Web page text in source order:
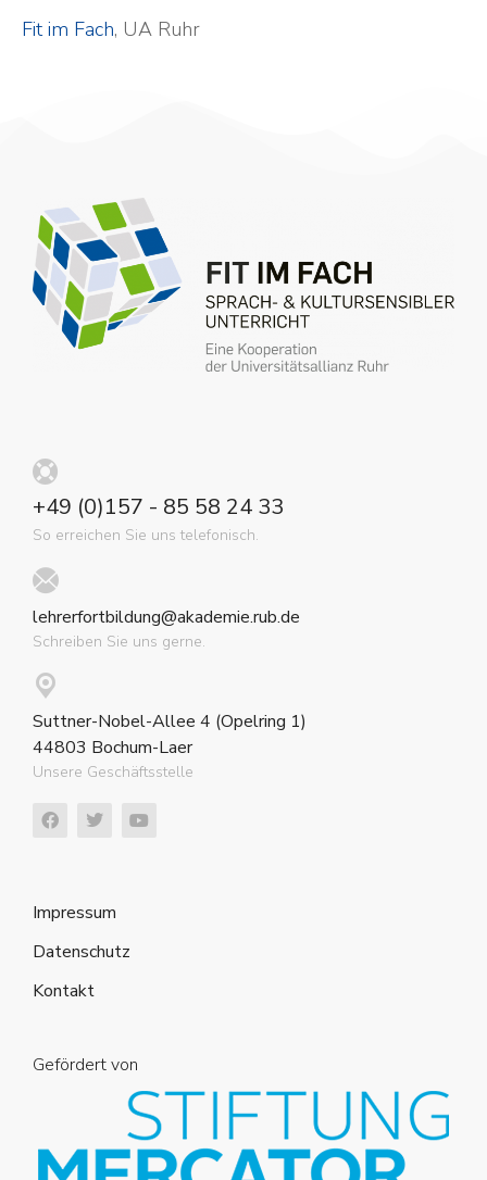
Fit im Fach, UA Ruhr
+49 (0)157 - 85 58 24 33
So erreichen Sie uns telefonisch.
lehrerfortbildung@akademie.rub.de
Schreiben Sie uns gerne.
Suttner-Nobel-Allee 4 (Opelring 1)
44803 Bochum-Laer
Unsere Geschäftsstelle
Impressum
Datenschutz
Kontakt
Gefördert von